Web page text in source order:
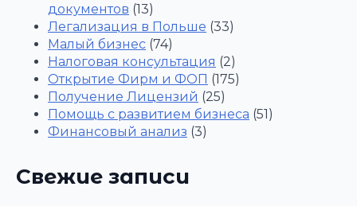
документов (13)
Легализация в Польше (33)
Малый бизнес (74)
Налоговая консультация (2)
Открытие Фирм и ФОП (175)
Получение Лицензий (25)
Помощь с развитием бизнеса (51)
Финансовый анализ (3)
Свежие записи